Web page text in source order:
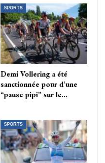
SPORTS
Demi Vollering a été
sanctionnée pour d’une
“pause pipi” sur le…
SPORTS